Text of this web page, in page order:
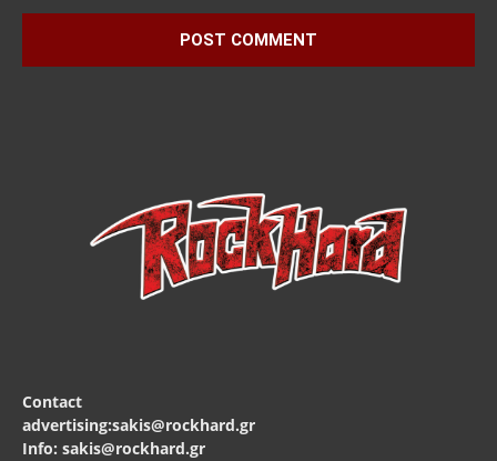
Contact
advertising:sakis@rockhard.gr
Info: sakis@rockhard.gr